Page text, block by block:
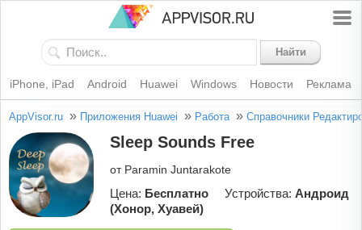
Найти
iPhone, iPad Android Huawei Windows Новости Реклама
AppVisor.ru » Приложения Huawei » Работа » Справочники
Sleep Sounds Free
от Paramin Juntarakote
Цена: Бесплатно Устройства: Андроид
(Хонор, Хуавей)